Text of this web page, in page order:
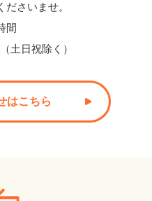
ださいませ。
間
土日祝除く）
はこちら